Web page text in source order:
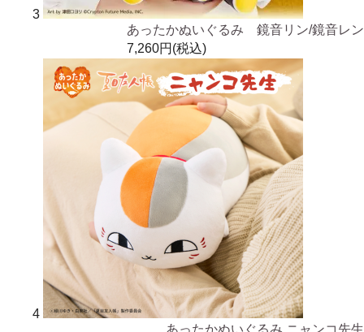
3
あったかぬいぐるみ 鏡音リン/鏡音レン
7,260円(税込)
4
あったかぬいぐるみ ニャンコ先生